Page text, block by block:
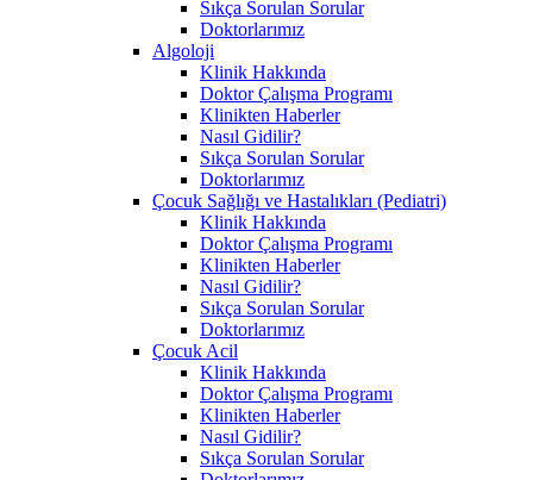
Sıkça Sorulan Sorular
Doktorlarımız
Algoloji
Klinik Hakkında
Doktor Çalışma Programı
Klinikten Haberler
Nasıl Gidilir?
Sıkça Sorulan Sorular
Doktorlarımız
Çocuk Sağlığı ve Hastalıkları (Pediatri)
Klinik Hakkında
Doktor Çalışma Programı
Klinikten Haberler
Nasıl Gidilir?
Sıkça Sorulan Sorular
Doktorlarımız
Çocuk Acil
Klinik Hakkında
Doktor Çalışma Programı
Klinikten Haberler
Nasıl Gidilir?
Sıkça Sorulan Sorular